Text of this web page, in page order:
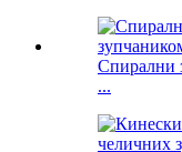
Спирални
...